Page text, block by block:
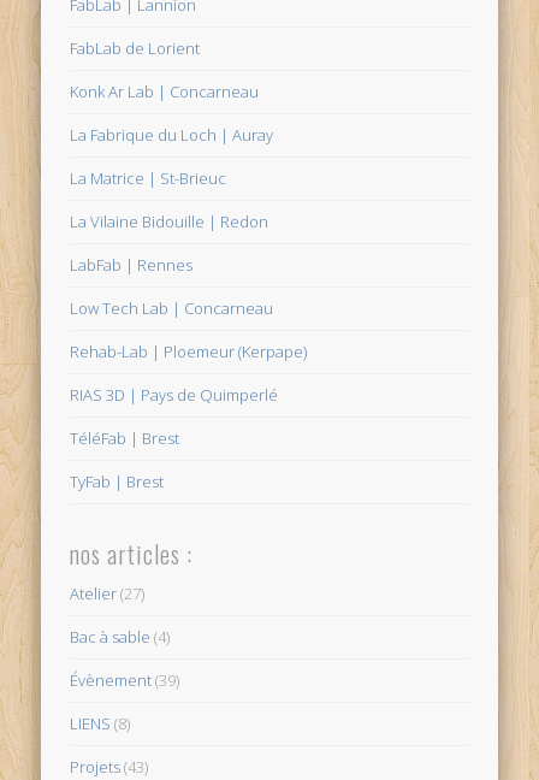
FabLab | Lannion
FabLab de Lorient
Konk Ar Lab | Concarneau
La Fabrique du Loch | Auray
La Matrice | St-Brieuc
La Vilaine Bidouille | Redon
LabFab | Rennes
Low Tech Lab | Concarneau
Rehab-Lab | Ploemeur (Kerpape)
RIAS 3D | Pays de Quimperlé
TéléFab | Brest
TyFab | Brest
nos articles :
Atelier(27)
Bac à sable (4)
Évènement(39)
LIENS (8)
Projets(43)